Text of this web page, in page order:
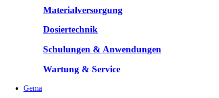
Materialversorgung
Dosiertechnik
Schulungen & Anwendungen
Wartung & Service
Gema